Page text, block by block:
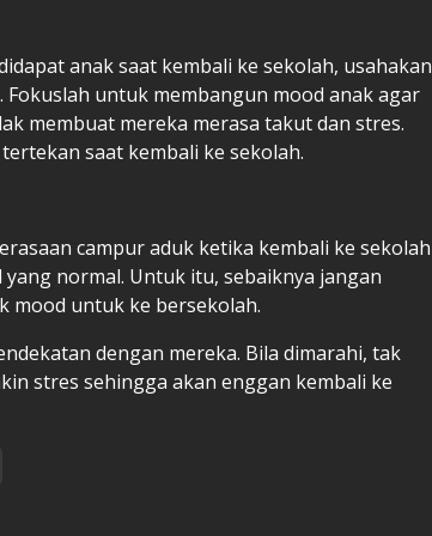
anak saat kembali ke sekolah, usahakan
untuk membangun mood anak agar
membuat mereka merasa takut dan stres.
saat kembali ke sekolah.
campur aduk ketika kembali ke sekolah
normal. Untuk itu, sebaiknya jangan
mood untuk ke bersekolah.
dengan mereka. Bila dimarahi, tak
stres sehingga akan enggan kembali ke